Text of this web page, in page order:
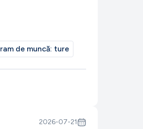
de muncă: ture
2026-07-21